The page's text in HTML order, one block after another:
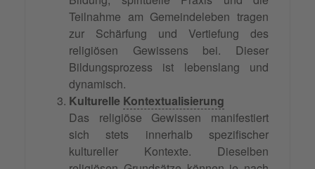
Teilnahme am Gemeindeleben tragen
zur Schärfung und Vertiefung des
religiösen Gewissens bei. Dieser
Bildungsprozess ist lebenslang und
dynamisch.
Kulturelle Kontextualisierung
Das religiöse Gewissen manifestiert
sich stets innerhalb spezifischer
kultureller Kontexte. Dieselben